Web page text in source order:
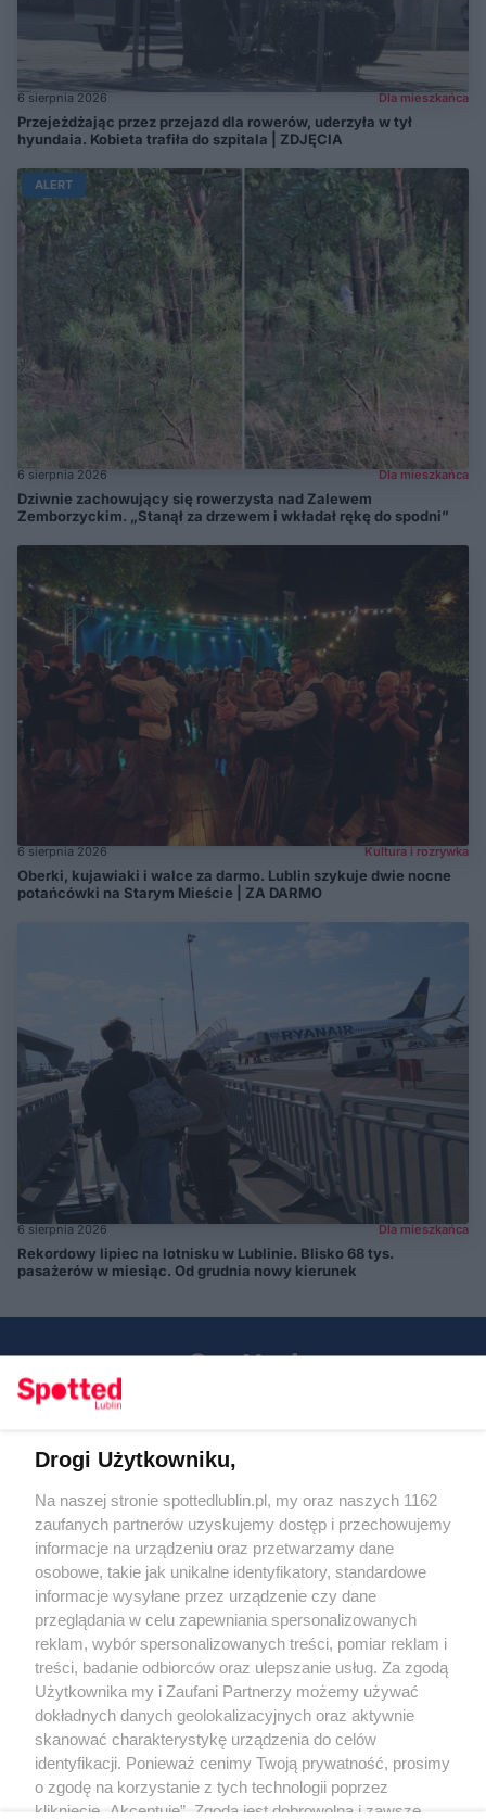
6 sierpnia 2026 Dla mieszkańca
Przejeżdżając przez przejazd dla rowerów, uderzyła w tył
hyundaia. Kobieta trafiła do szpitala | ZDJĘCIA
ALERT
6 sierpnia 2026 Dla mieszkańca
Dziwnie zachowujący się rowerzysta nad Zalewem
Zemborzyckim. „Stanął za drzewem i wkładał rękę do spodni”
6 sierpnia 2026 Kultura i rozrywka
Oberki, kujawiaki i walce za darmo. Lublin szykuje dwie nocne
potańcówki na Starym Mieście | ZA DARMO
6 sierpnia 2026 Dla mieszkańca
Rekordowy lipiec na lotnisku w Lublinie. Blisko 68 tys.
pasażerów w miesiąc. Od grudnia nowy kierunek
KATEGORIE
OGŁOSZENIA
WYDARZENIA
NA SKRÓTY
Regulamin
Polityka prywatności
RODO
Warunki korzystania z treści
Drogi Użytkowniku,
Na naszej stronie spottedlublin.pl, my oraz naszych 1162
zaufanych partnerów uzyskujemy dostęp i przechowujemy
informacje na urządzeniu oraz przetwarzamy dane
osobowe, takie jak unikalne identyfikatory, standardowe
informacje wysyłane przez urządzenie czy dane
przeglądania w celu zapewniania spersonalizowanych
reklam, wybór spersonalizowanych treści, pomiar reklam i
treści, badanie odbiorców oraz ulepszanie usług. Za zgodą
Użytkownika my i Zaufani Partnerzy możemy używać
dokładnych danych geolokalizacyjnych oraz aktywnie
skanować charakterystykę urządzenia do celów
identyfikacji. Ponieważ cenimy Twoją prywatność, prosimy
o zgodę na korzystanie z tych technologii poprzez
kliknięcie „Akceptuję”. Zgoda jest dobrowolna i zawsze